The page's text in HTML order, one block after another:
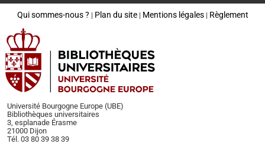
Qui sommes-nous ? | Plan du site| Mentions légales| Règlement
Université Bourgogne Europe (UBE)
Bibliothèques universitaires
3, esplanade Érasme
21000 Dijon
Tél. 03 80 39 38 39